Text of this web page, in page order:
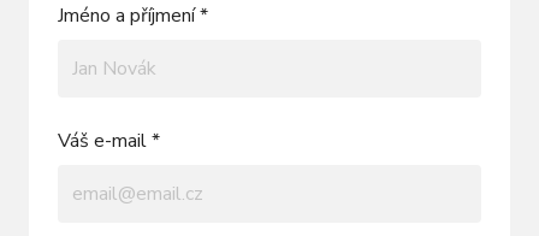
Jméno a příjmení *
Váš e-mail *